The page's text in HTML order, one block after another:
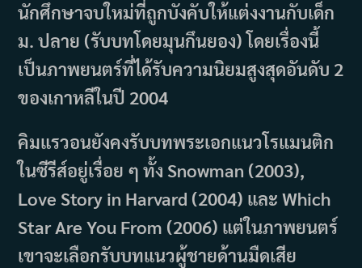
นักศึกษาจบใหม่ที่ถูกบังคับให้แต่งงานกับเด็ก
ม. ปลาย (รับบทโดยมุนกึนยอง) โดยเรื่องนี้
เป็นภาพยนตร์ที่ได้รับความนิยมสูงสุดอันดับ 2
ของเกาหลีในปี 2004
คิมแรวอนยังคงรับบทพระเอกแนวโรแมนติก
ในซีรีส์อยู่เรื่อย ๆ ทั้ง Snowman (2003),
Love Story in Harvard (2004) และ Which
Star Are You From (2006) แต่ในภาพยนตร์
เขาจะเลือกรับบทแนวผู้ชายด้านมืดเสีย